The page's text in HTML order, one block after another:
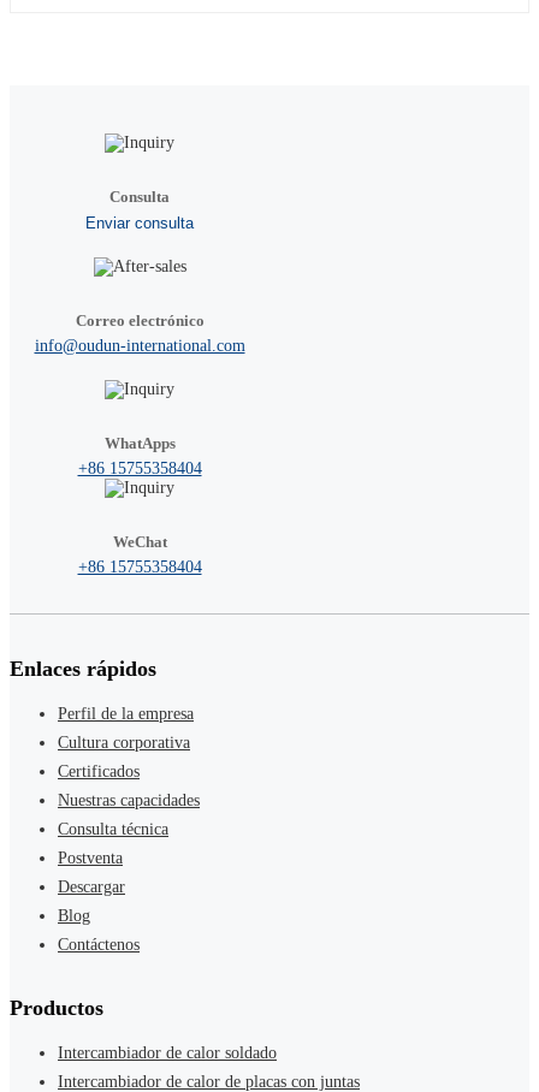
Consulta
Enviar consulta
Correo electrónico
info@oudun-international.com
WhatApps
+86 15755358404
WeChat
+86 15755358404
Enlaces rápidos
Perfil de la empresa
Cultura corporativa
Certificados
Nuestras capacidades
Consulta técnica
Postventa
Descargar
Blog
Contáctenos
Productos
Intercambiador de calor soldado
Intercambiador de calor de placas con juntas